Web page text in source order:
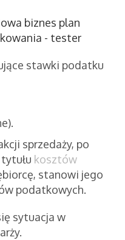
biznes plan
- tester
stawki podatku
sprzedaży, po
kosztów
stanowi jego
podatkowych.
sytuacja w